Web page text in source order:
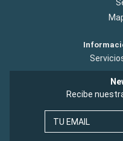
Recibe
TU EMAIL